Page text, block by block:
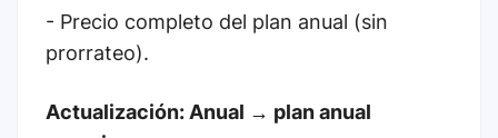
- Precio completo del plan anual (sin
prorrateo).
Actualización: Anual → plan anual